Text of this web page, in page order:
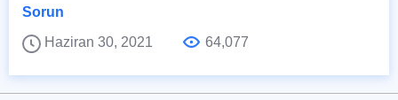
Sorun
Haziran 30, 2021
64,077